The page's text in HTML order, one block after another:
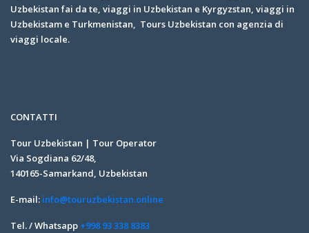
Uzbekistan fai da te, viaggi in Uzbekistan e Kyrgyzstan, viaggi in
Uzbekistam e Turkmenistan, Tours Uzbekistan con agenzia di
viaggi locale.
CONTATTI
Tour Uzbekistan | Tour Operator
Via Sogdiana 62/48,
140165-Samarkand, Uzbekistan
E-mail: info@touruzbekistan.online
Tel. / Whatsapp +998 93 338 8383